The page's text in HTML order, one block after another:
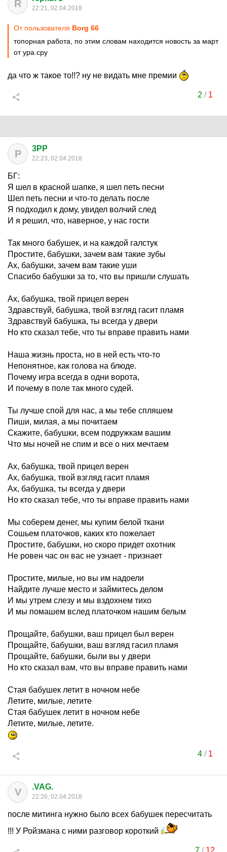
R 22:21, 02.04.2018
От пользователя Borg 66
топорная работа, по этим словам находится новость за март
от ура.сру
да что ж такое то!!? ну не видать мне премии
2 / 1
P 3PP
22:23, 02.04.2018
БГ:
Я шел в красной шапке, я шел петь песни
Шел петь песни и что-то делать после
Я подходил к дому, увидел волчий след
И я решил, что, наверное, у нас гости
Так много бабушек, и на каждой галстук
Простите, бабушки, зачем вам такие зубы
Ах, бабушки, зачем вам такие уши
Спасибо бабушки за то, что вы пришли слушать
Ах, бабушка, твой прицел верен
Здравствуй, бабушка, твой взгляд гасит пламя
Здравствуй бабушка, ты всегда у двери
Но кто сказал тебе, что ты вправе править нами
Наша жизнь проста, но в ней есть что-то
Непонятное, как голова на блюде.
Почему игра всегда в одни ворота,
И почему в поле так много судей.
Ты лучше спой для нас, а мы тебе спляшем
Пиши, милая, а мы почитаем
Скажите, бабушки, всем подружкам вашим
Что мы ночей не спим и все о них мечтаем
Ах, бабушка, твой прицел верен
Ах, бабушка, твой взгляд гасит пламя
Ах, бабушка, ты всегда у двери
Но кто сказал тебе, что ты вправе править нами
Мы соберем денег, мы купим белой ткани
Сошьем платочков, каких кто пожелает
Простите, бабушки, но скоро придет охотник
Не ровен час он вас не узнает - признает
Простите, милые, но вы им надоели
Найдите лучше место и займитесь делом
И мы утрем слезу и мы вздохнем тихо
И мы помашем вслед платочком нашим белым
Прощайте, бабушки, ваш прицел был верен
Прощайте, бабушки, ваш взгляд гасил пламя
Прощайте, бабушки, были вы у двери
Но кто сказал вам, что вы вправе править нами
Стая бабушек летит в ночном небе
Летите, милые, летите
Стая бабушек летит в ночном небе
Летите, милые, летите.
4/ 1
V .VAG.
22:26, 02.04.2018
после митинга нужно было всех бабушек пересчитать
!!! У Ройзмана с ними разговор короткий
7 / 12